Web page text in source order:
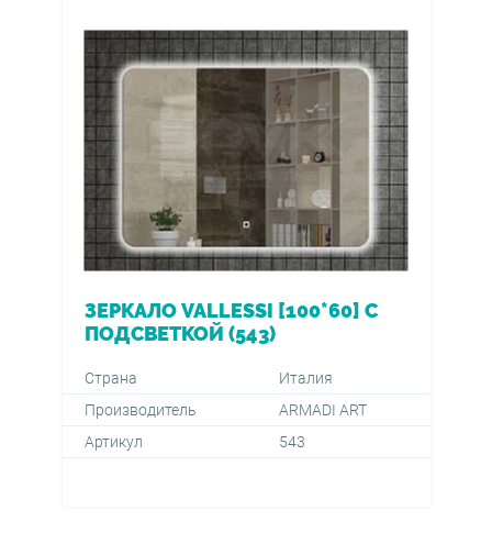
ЗЕРКАЛО VALLESSI [100*60] С
ПОДСВЕТКОЙ (543)
Страна
Италия
Производитель
ARMADI ART
Артикул
543